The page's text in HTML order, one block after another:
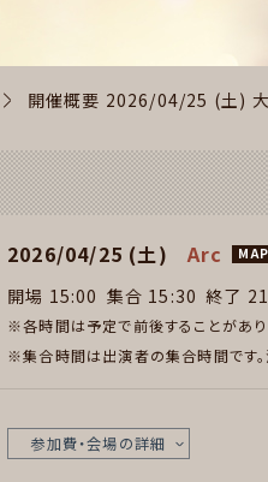
開催概要 2026/04/25 (土)
2026/04/25 (土) Arc MAP
開場 15:00 集合 15:30 終了
※各時間は予定で前後することがあり
※集合時間は出演者の集合時間です
参加費・会場の詳細